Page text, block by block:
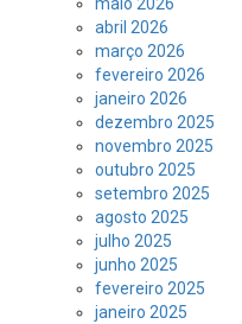
abril 2026
março 2026
fevereiro 2026
janeiro 2026
dezembro 2025
novembro 2025
outubro 2025
setembro 2025
agosto 2025
julho 2025
junho 2025
fevereiro 2025
janeiro 2025